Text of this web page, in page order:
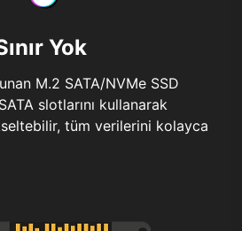
Yok
M.2 SATA/NVMe SSD
slotlarını kullanarak
tüm verilerini kolayca